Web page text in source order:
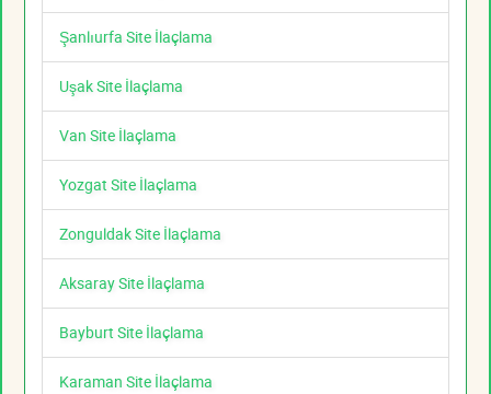
Şanlıurfa Site İlaçlama
Uşak Site İlaçlama
Van Site İlaçlama
Yozgat Site İlaçlama
Zonguldak Site İlaçlama
Aksaray Site İlaçlama
Bayburt Site İlaçlama
Karaman Site İlaçlama